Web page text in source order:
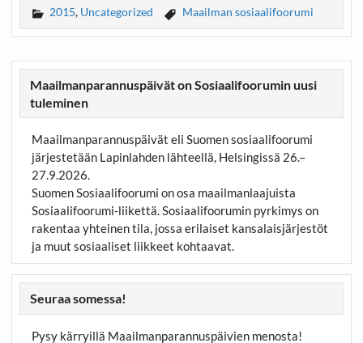
2015, Uncategorized Maailman sosiaalifoorumi
Maailmanparannuspäivät on Sosiaalifoorumin uusi
tuleminen
Maailmanparannuspäivät eli Suomen sosiaalifoorumi
järjestetään Lapinlahden lähteellä, Helsingissä 26.–
27.9.2026.
Suomen Sosiaalifoorumi on osa maailmanlaajuista
Sosiaalifoorumi-liikettä. Sosiaalifoorumin pyrkimys on
rakentaa yhteinen tila, jossa erilaiset kansalaisjärjestöt
ja muut sosiaaliset liikkeet kohtaavat.
Seuraa somessa!
Pysy kärryillä Maailmanparannuspäivien menosta!